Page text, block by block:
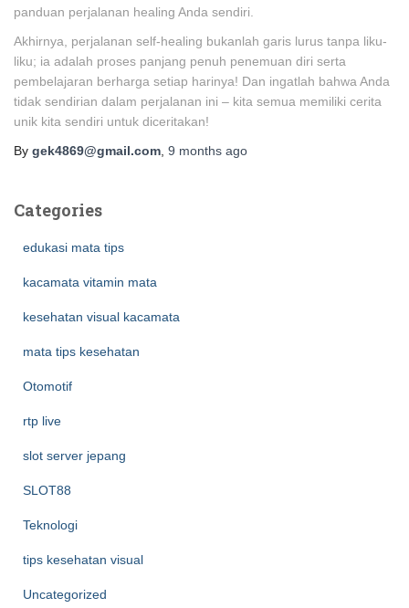
panduan perjalanan healing Anda sendiri.
Akhirnya, perjalanan self-healing bukanlah garis lurus tanpa liku-
liku; ia adalah proses panjang penuh penemuan diri serta
pembelajaran berharga setiap harinya! Dan ingatlah bahwa Anda
tidak sendirian dalam perjalanan ini – kita semua memiliki cerita
unik kita sendiri untuk diceritakan!
By gek4869@gmail.com 9 months ago
Categories
edukasi mata tips
kacamata vitamin mata
kesehatan visual kacamata
mata tips kesehatan
Otomotif
rtp live
slot server jepang
SLOT88
Teknologi
tips kesehatan visual
Uncategorized